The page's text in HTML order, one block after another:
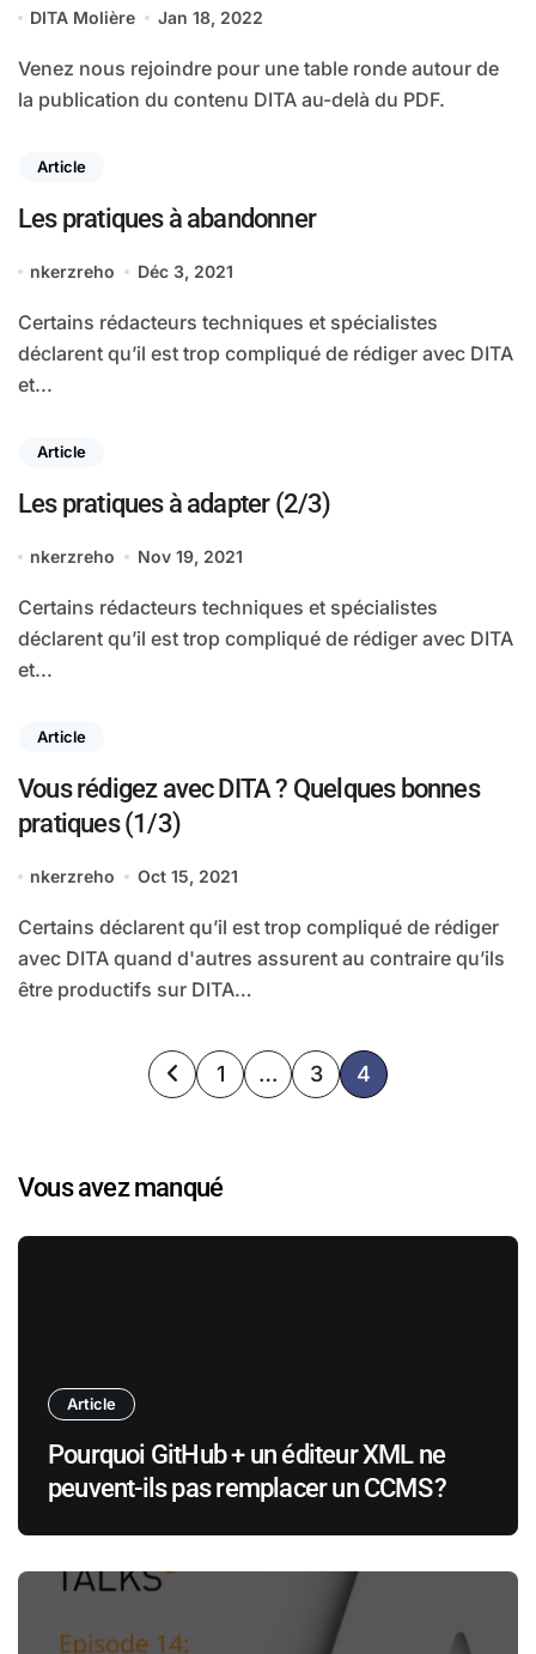
DITA Molière Jan 18, 2022
Venez nous rejoindre pour une table ronde autour de
la publication du contenu DITA au-delà du PDF.
Article
Les pratiques à abandonner
nkerzreho Déc 3, 2021
Certains rédacteurs techniques et spécialistes
déclarent qu’il est trop compliqué de rédiger avec DITA
et...
Article
Les pratiques à adapter (2/3)
nkerzreho Nov 19, 2021
Certains rédacteurs techniques et spécialistes
déclarent qu’il est trop compliqué de rédiger avec DITA
et...
Article
Vous rédigez avec DITA ? Quelques bonnes
pratiques (1/3)
nkerzreho Oct 15, 2021
Certains déclarent qu’il est trop compliqué de rédiger
avec DITA quand d'autres assurent au contraire qu’ils
être productifs sur DITA…
Pagination
1 … 3 4
Vous avez manqué
Article
Pourquoi GitHub + un éditeur XML ne
peuvent-ils pas remplacer un CCMS ?